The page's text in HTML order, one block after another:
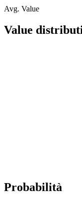
Avg. Value
Value
Probabilità